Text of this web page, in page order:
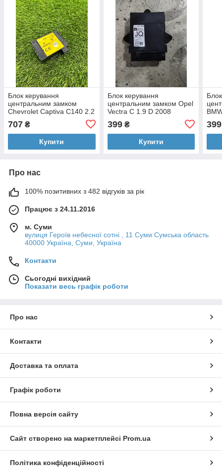
Блок керування
центральним замком
Chevrolet Captiva C140 2.2
707 ₴
Купити
Блок керування
центральним замком Opel
Vectra C 1.9 D 2008
399₴
Купити
399
Про нас
100% позитивних з 482 відгуків за рік
Працює з 24.11.2016
м. Суми
вулиця Героїв небесної сотні , 11 Суми Сумська область
40000 Україна, Суми, Україна
Контакти
Сьогодні вихідний
Показати весь графік роботи
Про нас
Контакти
Доставка та оплата
Графік роботи
Повна версія сайту
Сайт створено на маркетплейсі Prom.ua
Політика конфіденційності